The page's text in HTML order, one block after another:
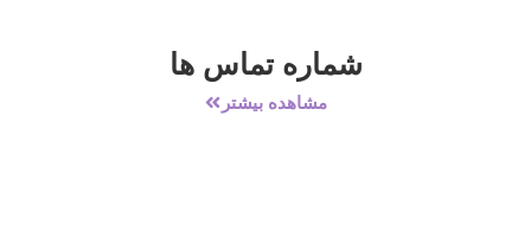
شماره تماس ها
مشاهده بیشتر